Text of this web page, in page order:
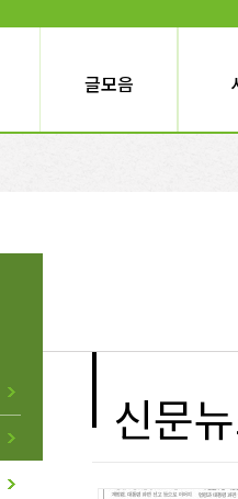
글모음
신문